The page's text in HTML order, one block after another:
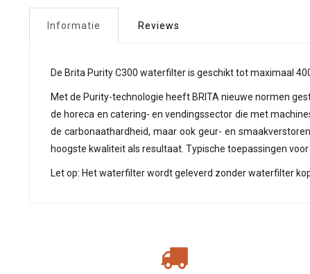
Informatie Reviews
De Brita Purity C300 waterfilter is geschikt tot maximaal
Met de Purity-technologie heeft BRITA nieuwe normen
de horeca en catering- en vendingssector die met
de carbonaathardheid, maar ook geur- en
hoogste kwaliteit als resultaat. Typische toepassingen
Let op: Het waterfilter wordt geleverd zonder waterfilter